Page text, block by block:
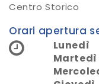
Centro Storico
Orari apertura
Lunedì
Martedì